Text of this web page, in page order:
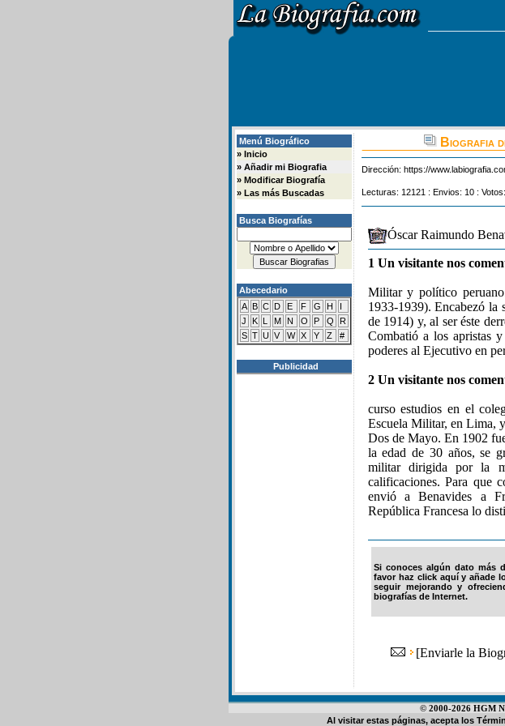
Menú Biográfico
» Inicio
» Añadir mi Biografia
» Modificar Biografía
» Las más Buscadas
Busca Biografías
Abecedario
A B C D E F G H
I
J
K L M N O P Q
R
S T U V W X Y Z #
Publicidad
Biografia
Dirección: https://
Lecturas: 12121 : Envios: 10 :
Óscar Raimundo
1 Un visitante nos
Militar y político
1933-1939). Encabezó
de 1914) y, al ser éste
Combatió a los apristas
poderes al Ejecutivo en
2 Un visitante nos
curso estudios en el
Escuela Militar, en Lima,
Dos de Mayo. En 1902
la edad de 30 años, se
militar dirigida por la
calificaciones. Para que
envió a Benavides a
República Francesa lo
Si conoces algún dato más
favor haz click aquí y añade
seguir mejorando y
biografías de Internet.
[Enviarle la
© 2000-2026 HGM
Al visitar estas páginas, acepta los